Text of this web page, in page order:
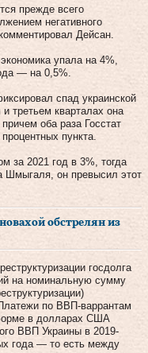
прежде всего
негативного
Дейсан.
упала на 4%,
— на 0,5%.
спад украинской
третьем кварталах она
оба раза Госстат
пункта.
за 2021 год в 3%, тогда
Шмыгаля, он превысил этот
обстрелян из
госдолга
на номинальную сумму
по ВВП-варрантам
в долларах США
ВВП Украины в 2019-
года — то есть между